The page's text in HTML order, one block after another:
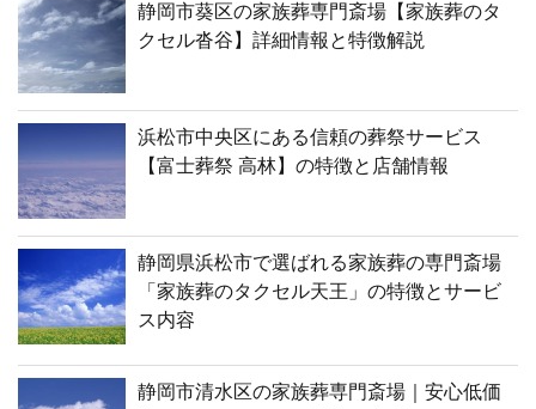
静岡市葵区の家族葬専門斎場【家族葬のタ
クセル沓谷】詳細情報と特徴解説
浜松市中央区にある信頼の葬祭サービス
【富士葬祭 高林】の特徴と店舗情報
静岡県浜松市で選ばれる家族葬の専門斎場
「家族葬のタクセル天王」の特徴とサービ
ス内容
静岡市清水区の家族葬専門斎場｜安心低価